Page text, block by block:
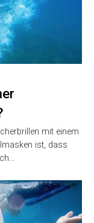
mit einem
ist, dass